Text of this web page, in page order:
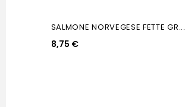
SALMONE NORVEGESE FETTE GR...
8,75 €